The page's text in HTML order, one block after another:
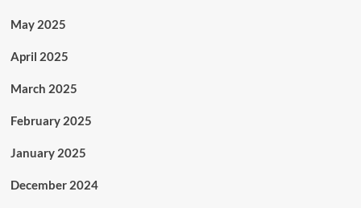
May 2025
April 2025
March 2025
February 2025
January 2025
December 2024